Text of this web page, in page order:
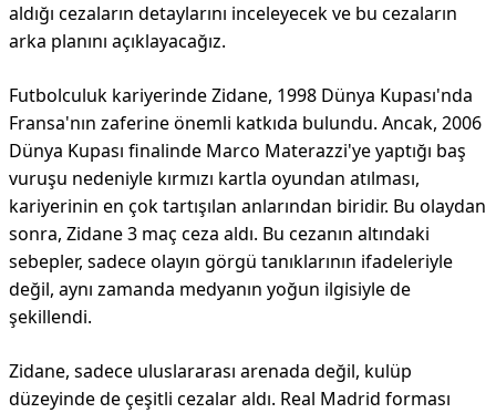
aldığı cezaların detaylarını inceleyecek ve bu cezaların
arka planını açıklayacağız.
Futbolculuk kariyerinde Zidane, 1998 Dünya Kupası'nda
Fransa'nın zaferine önemli katkıda bulundu. Ancak, 2006
Dünya Kupası finalinde Marco Materazzi'ye yaptığı baş
vuruşu nedeniyle kırmızı kartla oyundan atılması,
kariyerinin en çok tartışılan anlarından biridir. Bu olaydan
sonra, Zidane 3 maç ceza aldı. Bu cezanın altındaki
sebepler, sadece olayın görgü tanıklarının ifadeleriyle
değil, aynı zamanda medyanın yoğun ilgisiyle de
şekillendi.
Zidane, sadece uluslararası arenada değil, kulüp
düzeyinde de çeşitli cezalar aldı. Real Madrid forması